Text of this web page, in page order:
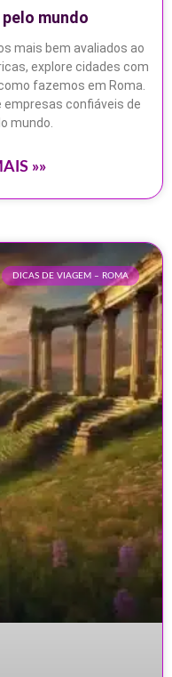
mundo
mais bem avaliados ao
explore cidades com
fazemos em Roma.
empresas confiáveis de
mundo.
»»
DICAS DE VIAGEM – ROMA